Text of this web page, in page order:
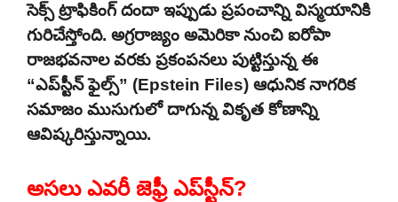
సెక్స్ ట్రాఫికింగ్ దందా ఇప్పుడు ప్రపంచాన్ని విస్మయానికి
గురిచేస్తోంది. అగ్రరాజ్యం అమెరికా నుంచి ఐరోపా
రాజభవనాల వరకు ప్రకంపనలు పుట్టిస్తున్న ఈ
“ఎప్‌స్టీన్ ఫైల్స్” (Epstein Files) ఆధునిక నాగరిక
సమాజం ముసుగులో దాగున్న వికృత కోణాన్ని
ఆవిష్కరిస్తున్నాయి.
అసలు ఎవరీ జెఫ్రీ ఎప్‌స్టీన్?